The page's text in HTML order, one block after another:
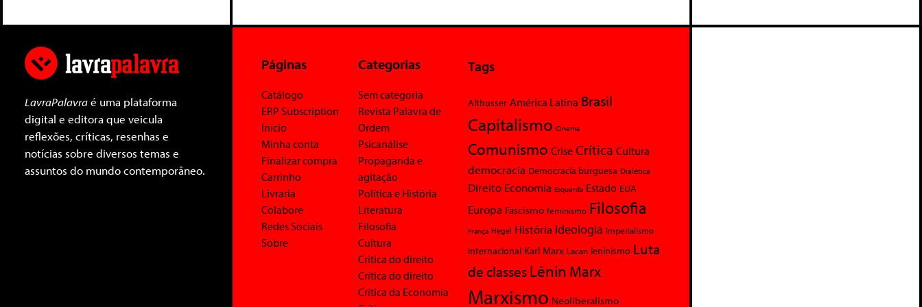
LavraPalavraé uma plataforma
digital e editora que veicula
reflexões, críticas, resenhas e
notícias sobre diversos temas e
assuntos do mundo contemporâneo.
Páginas
Catálogo
ERP Subscription
Início
Minha conta
Finalizar compra
Carrinho
Livraria
Colabore
Redes Sociais
Sobre
Categorias
Sem categoria
Revista Palavra de
Ordem
Psicanálise
Propaganda e
agitação
Política e História
Literatura
Filosofia
Cultura
Crítica do direito
Crítica do direito
Crítica da Economia
Tags
Althusser América Latina Brasil
Capitalismo Cinema
Comunismo Crise Crítica Cultura
democracia Democracia burguesa Dialética
Direito Economia Esquerda Estado EUA
Europa Fascismo feminismo Filosofia
França Hegel História Ideologia Imperialismo
Internacional Karl Marx Lacan leninismo Luta
de classesLênin Marx
Marxismo Neoliberalismo